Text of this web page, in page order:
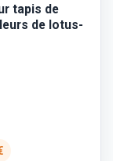
tapis de
de lotus-